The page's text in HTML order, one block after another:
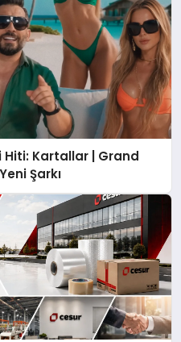
Hiti: Kartallar | Grand
Şarkı